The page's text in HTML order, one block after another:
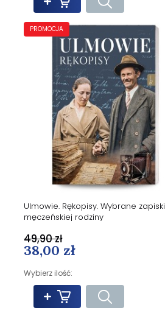
Ulmowie. Rękopisy. Wybrane zapiski
męczeńskiej rodziny
38,00 zł
Wybierz ilość:
49,90 zł
PROMOCJA